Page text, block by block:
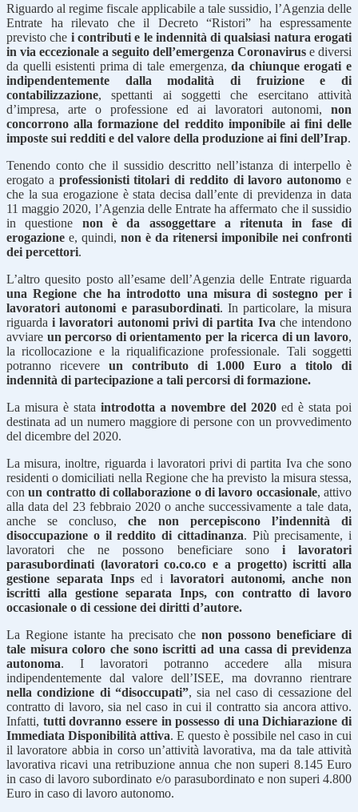
Riguardo al regime fiscale applicabile a tale sussidio, l’Agenzia delle
Entrate ha rilevato che il Decreto “Ristori” ha espressamente
previsto che i contributi e le indennità di qualsiasi natura erogati
in via eccezionale a seguito dell’emergenza Coronavirus e diversi
da quelli esistenti prima di tale emergenza,da chiunque erogati e
indipendentemente dalla modalità di fruizione e di
contabilizzazione, spettanti ai soggetti che esercitano attività
d’impresa, arte o professione ed ai lavoratori autonomi, non
concorrono alla formazione del reddito imponibile ai fini delle
imposte sui redditi e del valore della produzione ai fini dell’Irap.
Tenendo conto che il sussidio descritto nell’istanza di interpello è
erogato a professionisti titolari di reddito di lavoro autonomo e
che la sua erogazione è stata decisa dall’ente di previdenza in data
11 maggio 2020, l’Agenzia delle Entrate ha affermato che il sussidio
in questione non è da assoggettare a ritenuta in fase di
erogazione e, quindi, non è da ritenersi imponibile nei confronti
dei percettori.
L’altro quesito posto all’esame dell’Agenzia delle Entrate riguarda
una Regione che ha introdotto una misura di sostegno per i
lavoratori autonomi e parasubordinati. In particolare, la misura
riguardai lavoratori autonomi privi di partita Iva che intendono
avviare un percorso di orientamento per la ricerca di un lavoro,
la ricollocazione e la riqualificazione professionale. Tali soggetti
potranno ricevere un contributo di 1.000 Euro a titolo di
indennità di partecipazione a tali percorsi di formazione.
La misura è stata introdotta a novembre del 2020 ed è stata poi
destinata ad un numero maggiore di persone con un provvedimento
del dicembre del 2020.
La misura, inoltre, riguarda i lavoratori privi di partita Iva che sono
residenti o domiciliati nella Regione che ha previsto la misura stessa,
conun contratto di collaborazione o di lavoro occasionale, attivo
alla data del 23 febbraio 2020 o anche successivamente a tale data,
anche se concluso,che non percepiscono l’indennità di
disoccupazione o il reddito di cittadinanza. Più precisamente, i
lavoratori che ne possono beneficiare sono i lavoratori
parasubordinati (lavoratori co.co.co e a progetto) iscritti alla
gestione separata Inpsed i lavoratori autonomi, anche non
iscritti alla gestione separata Inps, con contratto di lavoro
occasionale o di cessione dei diritti d’autore.
La Regione istante ha precisato chenon possono beneficiare di
tale misura coloro che sono iscritti ad una cassa di previdenza
autonoma. I lavoratori potranno accedere alla misura
indipendentemente dal valore dell’ISEE, ma dovranno rientrare
nella condizione di “disoccupati”, sia nel caso di cessazione del
contratto di lavoro, sia nel caso in cui il contratto sia ancora attivo.
Infatti, tutti dovranno essere in possesso di una Dichiarazione di
Immediata Disponibilità attiva. E questo è possibile nel caso in cui
il lavoratore abbia in corso un’attività lavorativa, ma da tale attività
lavorativa ricavi una retribuzione annua che non superi 8.145 Euro
in caso di lavoro subordinato e/o parasubordinato e non superi 4.800
Euro in caso di lavoro autonomo.